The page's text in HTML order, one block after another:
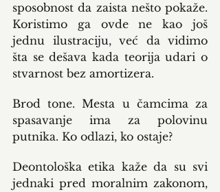
sposobnost da zaista nešto pokaže.
Koristimo ga ovde ne kao još
jednu ilustraciju, već da vidimo
šta se dešava kada teorija udari o
stvarnost bez amortizera.
Brod tone. Mesta u čamcima za
spasavanje ima za polovinu
putnika. Ko odlazi, ko ostaje?
Deontološka etika kaže da su svi
jednaki pred moralnim zakonom,